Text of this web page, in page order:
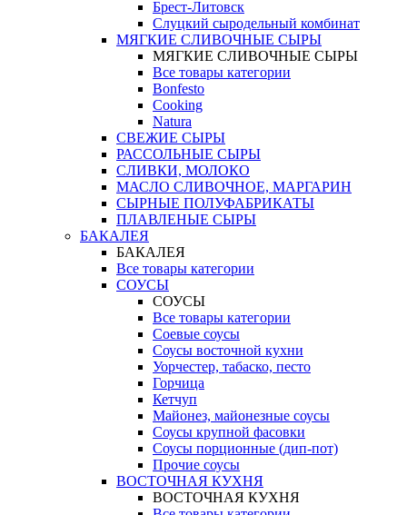
Брест-Литовск
Слуцкий сыродельный комбинат
МЯГКИЕ СЛИВОЧНЫЕ СЫРЫ
МЯГКИЕ СЛИВОЧНЫЕ СЫРЫ
Все товары категории
Bonfesto
Cooking
Natura
СВЕЖИЕ СЫРЫ
РАССОЛЬНЫЕ СЫРЫ
СЛИВКИ, МОЛОКО
МАСЛО СЛИВОЧНОЕ, МАРГАРИН
СЫРНЫЕ ПОЛУФАБРИКАТЫ
ПЛАВЛЕНЫЕ СЫРЫ
БАКАЛЕЯ
БАКАЛЕЯ
Все товары категории
СОУСЫ
СОУСЫ
Все товары категории
Соевые соусы
Соусы восточной кухни
Уорчестер, табаско, песто
Горчица
Кетчуп
Майонез, майонезные соусы
Соусы крупной фасовки
Соусы порционные (дип-пот)
Прочие соусы
ВОСТОЧНАЯ КУХНЯ
ВОСТОЧНАЯ КУХНЯ